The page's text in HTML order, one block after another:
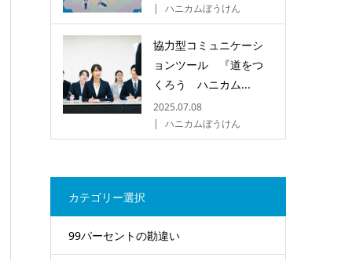
ハニカムぼうけん
協力型コミュニケーシ
ョンツール 『道をつ
くろう ハニカム...
2025.07.08
ハニカムぼうけん
カテゴリー選択
99パーセントの勘違い